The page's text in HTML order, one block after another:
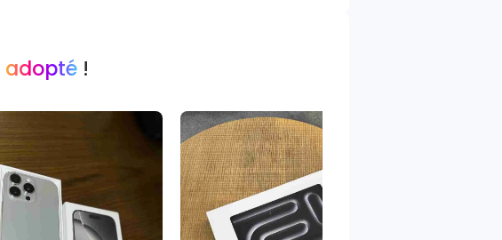
adopté !